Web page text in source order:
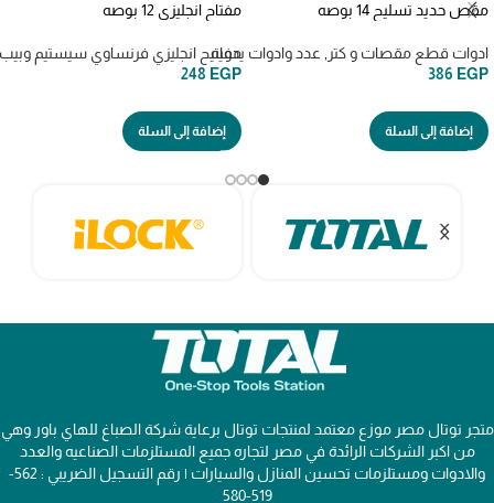
مقص حديد تسليح 14 بوصه
ادوات قطع مقصات و كتر
عدد وادوات يدويه
386 EGP
إضافة إلى السلة
مفتاح انجليزي 12 بوصه
مفاتيح انجليزي فرنساوي سيستيم وبيب
248 EGP
إضافة إلى السلة
متجر توتال مصر موزع معتمد لمنتجات توتال برعاية شركة الصباغ للهاي باور وهي
من اكبر الشركات الرائدة في مصر لتجاره جميع المستلزمات الصناعيه والعدد
والادوات ومستلزمات تحسين المنازل والسيارات | رقم التسجيل الضريبي : 562-
519-580